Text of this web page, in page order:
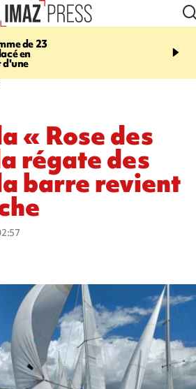
de 23
en
d'une
21:08
et Turquie scellent un
« Rose des
régate des
barre revient